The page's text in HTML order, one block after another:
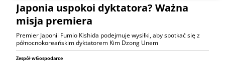
Japonia uspokoi dyktatora? Ważna
misja premiera
Premier Japonii Fumio Kishida podejmuje wysiłki, aby spotkać się z
północnokoreańskim dyktatorem Kim Dzong Unem
Zespół wGospodarce